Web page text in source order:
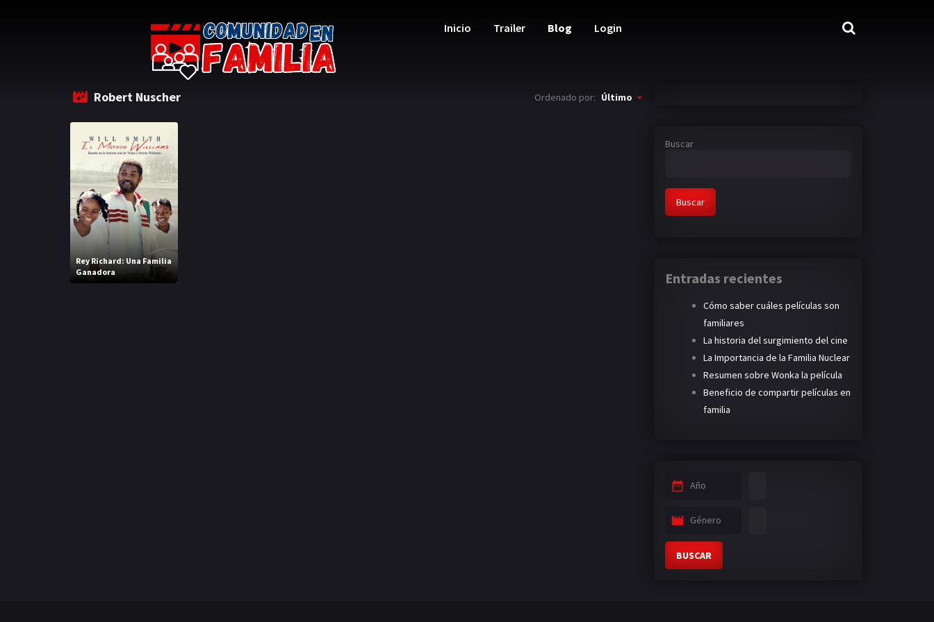
Inicio Trailer Blog Login
Robert Nuscher Ordenado por: Último
Rey Richard: Una Familia
Ganadora
Buscar
Buscar
Entradas recientes
Cómo saber cuáles películas son
familiares
La historia del surgimiento del cine
La Importancia de la Familia Nuclear
Resumen sobre Wonka la película
Beneficio de compartir películas en
familia
Año
Género
BUSCAR